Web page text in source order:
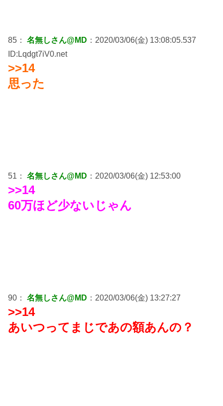
85： 名無しさん@MD ：2020/03/06(金) 13:08:05.537
ID:Lqdgt7iV0.net
>>14
思った
51： 名無しさん@MD ：2020/03/06(金) 12:53:00
>>14
60万ほど少ないじゃん
90： 名無しさん@MD ：2020/03/06(金) 13:27:27
>>14
あいつってまじであの額あんの？